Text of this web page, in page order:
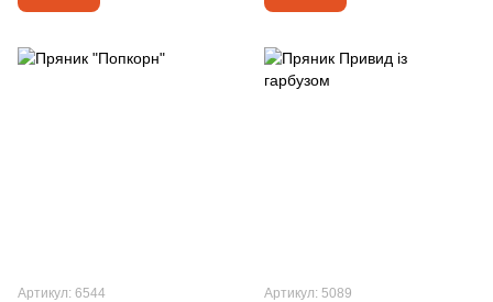
Артикул: 6544 Артикул: 5089